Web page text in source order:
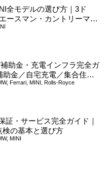
全モデルの選び方｜3ド
ースマン・カントリーマ
ブルの違い
助金・充電インフラ完全ガ
助金／自宅充電／集合住宅
上乗せまで、確認手順を一
,Ferrari ,MINI ,Rolls-Royce
証・サービス完全ガイド｜
検の基本と選び方
,MINI